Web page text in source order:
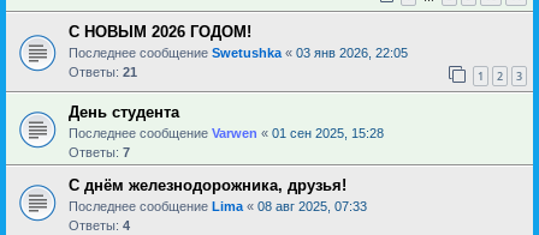
С НОВЫМ 2026 ГОДОМ!
Последнее сообщение Swetushka « 03 янв 2026, 22:05
Ответы: 21 1 2 3
День студента
Последнее сообщение Varwen « 01 сен 2025, 15:28
Ответы: 7
С днём железнодорожника, друзья!
Последнее сообщение Lima « 08 авг 2025, 07:33
Ответы: 4